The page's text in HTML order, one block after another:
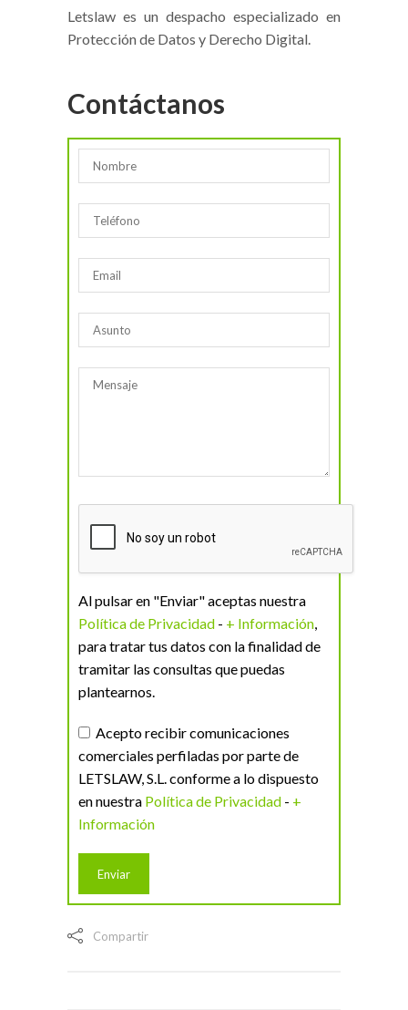
Letslaw es un despacho especializado en
Protección de Datos y Derecho Digital.
Contáctanos
Al pulsar en "Enviar" aceptas nuestra
Política de Privacidad - + Información,
para tratar tus datos con la finalidad de
tramitar las consultas que puedas
plantearnos.
Acepto recibir comunicaciones
comerciales perfiladas por parte de
LETSLAW, S.L. conforme a lo dispuesto
en nuestra Política de Privacidad - +
Información
Compartir